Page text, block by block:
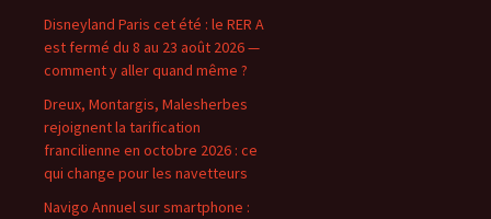
Disneyland Paris cet été : le RER A
est fermé du 8 au 23 août 2026 —
comment y aller quand même ?
Dreux, Montargis, Malesherbes
rejoignent la tarification
francilienne en octobre 2026 : ce
qui change pour les navetteurs
Navigo Annuel sur smartphone :